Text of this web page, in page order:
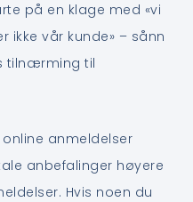
på en klage med «vi
ikke vår kunde» – sånn
tilnærming til
anmeldelser
anbefalinger høyere
Hvis noen du